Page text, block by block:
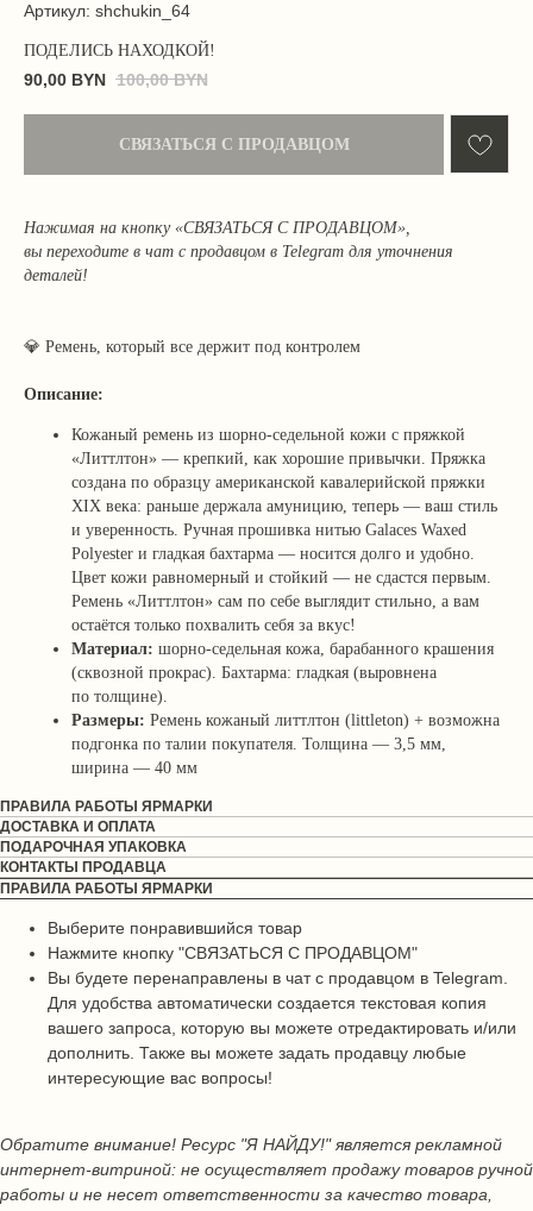
Артикул: shchukin_64
90,00 BYN 100,00 BYN
СВЯЗАТЬСЯ С ПРОДАВЦОМ
Нажимая на кнопку «СВЯЗАТЬСЯ С ПРОДАВЦОМ»,
вы переходите в чат с продавцом в Telegram для уточнения
деталей!
💎 Ремень, который все держит под контролем
Описание:
Кожаный ремень из шорно-седельной кожи с пряжкой
«Литтлтон» — крепкий, как хорошие привычки. Пряжка
создана по образцу американской кавалерийской пряжки
XIX века: раньше держала амуницию, теперь — ваш стиль
и уверенность. Ручная прошивка нитью Galaces Waxed
Polyester и гладкая бахтарма — носится долго и удобно.
Цвет кожи равномерный и стойкий — не сдастся первым.
Ремень «Литтлтон» сам по себе выглядит стильно, а вам
остаётся только похвалить себя за вкус!
Материал: шорно-седельная кожа, барабанного крашения
(сквозной прокрас). Бахтарма: гладкая (выровнена
по толщине).
Размеры: Ремень кожаный литтлтон (littleton) + возможна
подгонка по талии покупателя. Толщина — 3,5 мм,
ширина — 40 мм
ПРАВИЛА РАБОТЫ ЯРМАРКИ
ДОСТАВКА И ОПЛАТА
ПОДАРОЧНАЯ УПАКОВКА
КОНТАКТЫ ПРОДАВЦА
ПРАВИЛА РАБОТЫ ЯРМАРКИ
Выберите понравившийся товар
Нажмите кнопку "СВЯЗАТЬСЯ С ПРОДАВЦОМ"
Вы будете перенаправлены в чат с продавцом в Telegram.
Для удобства автоматически создается текстовая копия
вашего запроса, которую вы можете отредактировать и/или
дополнить. Также вы можете задать продавцу любые
интересующие вас вопросы!
Обратите внимание! Ресурс "Я НАЙДУ!" является рекламной
интернет-витриной: не осуществляет продажу товаров ручной
работы и не несет ответственности за качество товара,